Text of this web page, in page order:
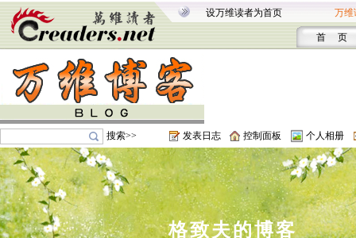
设万维读者为首页 万维
首 页
搜索>> 发表日志 控制面板 个人相册
格致夫的博客